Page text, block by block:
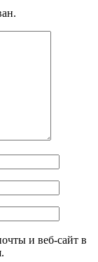
и веб-сайт в